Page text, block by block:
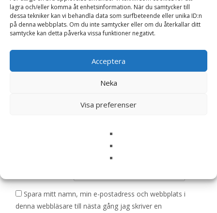
lagra och/eller komma åt enhetsinformation. När du samtycker till
dessa tekniker kan vi behandla data som surfbeteende eller unika ID:n
på denna webbplats. Om du inte samtycker eller om du återkallar ditt
samtycke kan detta påverka vissa funktioner negativt.
Acceptera
Neka
Visa preferenser
”Körsbärstomat ‘Chocolate Cherry’ frö –
Fröer”
Din e-postadress kommer inte publiceras. Obligatoriska fält
är märkta
Spara mitt namn, min e-postadress och webbplats i
denna webbläsare till nästa gång jag skriver en